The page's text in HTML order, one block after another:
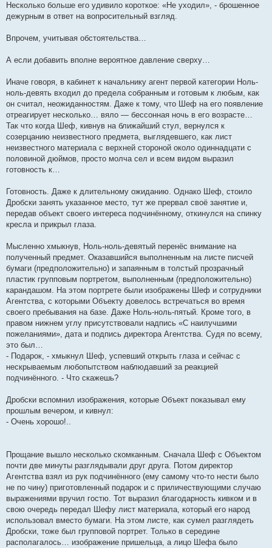
Несколько больше его удивило короткое: «Не уходил», - брошенное
дежурным в ответ на вопросительный взгляд.
Впрочем, учитывая обстоятельства…
А если добавить вполне вероятное давление сверху…
Иначе говоря, в кабинет к начальнику агент первой категории Ноль-
ноль-девять входил до предела собранным и готовым к любым, как
он считал, неожиданностям. Даже к тому, что Шеф на его появление
отреагирует несколько… вяло — бессонная ночь в его возрасте…
Так что когда Шеф, кивнув на ближайший стул, вернулся к
созерцанию неизвестного предмета, выглядевшего, как лист
неизвестного материала с верхней стороной около одиннадцати с
половиной дюймов, просто молча сел и всем видом выразил
готовность к…
Готовность. Даже к длительному ожиданию. Однако Шеф, стоило
Дробски занять указанное место, тут же прервал своё занятие и,
передав объект своего интереса подчинённому, откинулся на спинку
кресла и прикрыл глаза.
Мысленно хмыкнув, Ноль-ноль-девятый перенёс внимание на
полученный предмет. Оказавшийся выполненным на листе писчей
бумаги (предположительно) и запаянным в толстый прозрачный
пластик групповым портретом, выполненным (предположительно)
карандашом. На этом портрете были изображены Шеф и сотрудники
Агентства, с которыми Объекту довелось встречаться во время
своего пребывания на базе. Даже Ноль-ноль-пятый. Кроме того, в
правом нижнем углу присутствовали надпись «С наилучшими
пожеланиями», дата и подпись директора Агентства. Судя по всему,
это был…
- Подарок, - хмыкнул Шеф, успевший открыть глаза и сейчас с
нескрываемым любопытством наблюдавший за реакцией
подчинённого. - Что скажешь?
Дробски вспомнил изображения, которые Объект показывал ему
прошлым вечером, и кивнул:
- Очень хорошо!..
Прощание вышло несколько скомканным. Сначала Шеф с Объектом
почти две минуты разглядывали друг друга. Потом директор
Агентства взял из рук подчинённого (ему самому что-то нести было
не по чину) приготовленный подарок и с приличествующими случаю
выражениями вручил гостю. Тот выразил благодарность кивком и в
свою очередь передал Шефу лист материала, который его народ
использовал вместо бумаги. На этом листе, как сумел разглядеть
Дробски, тоже был групповой портрет. Только в середине
располагалось… изображение пришельца, а лицо Шефа было